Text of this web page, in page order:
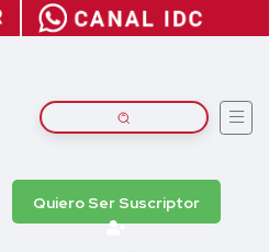
Quiero Ser Suscriptor